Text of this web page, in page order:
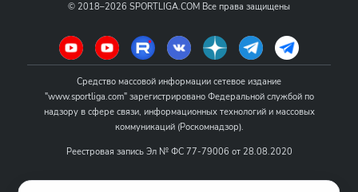
© 2018–2026 SPORTLIGA.COM Все права защищены
Средство массовой информации сетевое издание
"www.sportliga.com" зарегистрировано Федеральной службой по
надзору в сфере связи, информационных технологий и массовых
коммуникаций (Роскомнадзор).
Реестровая запись Эл № ФС 77-79006 от 28.08.2020
Название - www.sportliga.com